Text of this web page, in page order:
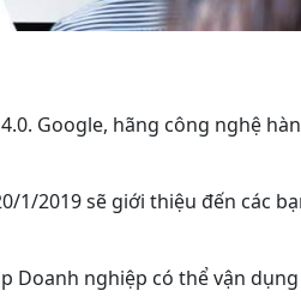
Google, hãng công nghệ
1/2019 sẽ giới thiệu đến các
Doanh nghiệp có thể vận